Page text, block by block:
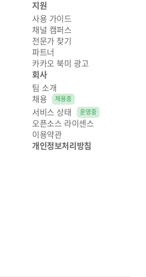
지원
사용 가이드
채널 캠퍼스
전문가 찾기
파트너
카카오 북미 광고
회사
팀 소개
채용
채용중
서비스 상태 운영중
오픈소스 라이센스
이용약관
개인정보처리방침